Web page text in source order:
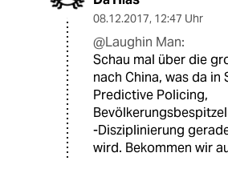
08.12.2017, 12:47 Uhr
@Laughin Man:
Schau mal über die
nach China, was da in
Predictive Policing,
-Disziplinierung
wird. Bekommen wir